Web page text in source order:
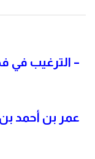
– الترغيب في
عمر بن أحمد